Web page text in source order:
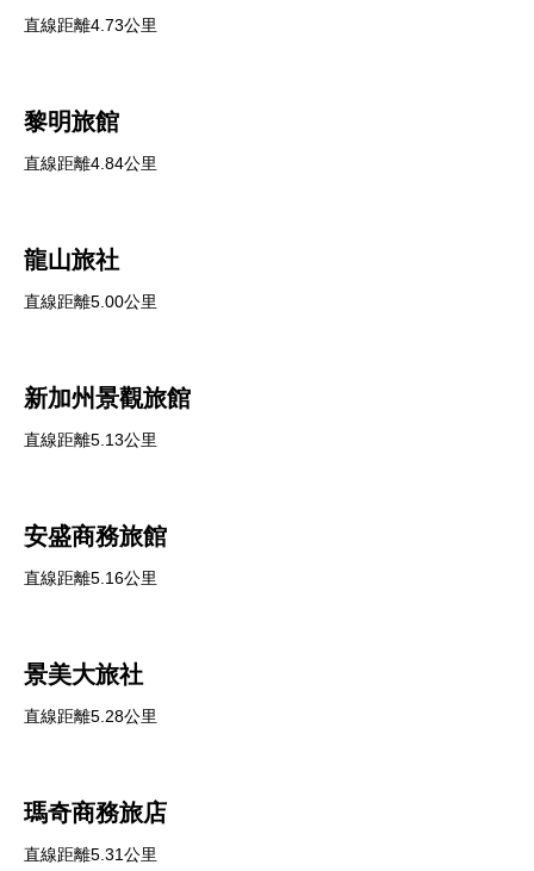
直線距離4.73公里
黎明旅館
直線距離4.84公里
龍山旅社
直線距離5.00公里
新加州景觀旅館
直線距離5.13公里
安盛商務旅館
直線距離5.16公里
景美大旅社
直線距離5.28公里
瑪奇商務旅店
直線距離5.31公里